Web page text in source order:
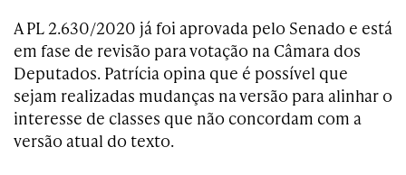
A PL 2.630/2020 já foi aprovada pelo Senado e está
em fase de revisão para votação na Câmara dos
Deputados. Patrícia opina que é possível que
sejam realizadas mudanças na versão para alinhar o
interesse de classes que não concordam com a
versão atual do texto.